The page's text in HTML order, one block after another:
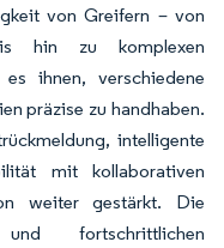
von Greifern – von
hin zu komplexen
ihnen, verschiedene
präzise zu handhaben.
intelligente
mit kollaborativen
weiter gestärkt. Die
fortschrittlichen